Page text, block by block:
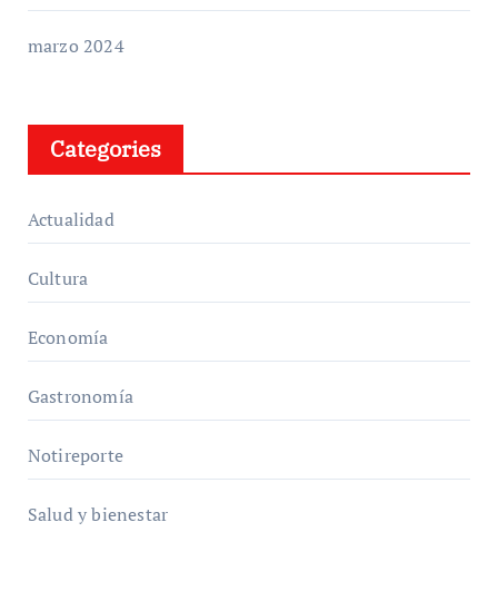
marzo 2024
Categories
Actualidad
Cultura
Economía
Gastronomía
Notireporte
Salud y bienestar